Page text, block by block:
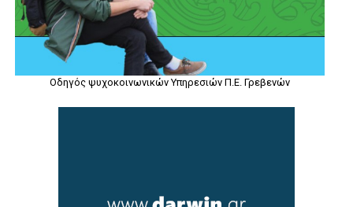
Οδηγός ψυχοκοινωνικών Υπηρεσιών Π.Ε. Γρεβενών